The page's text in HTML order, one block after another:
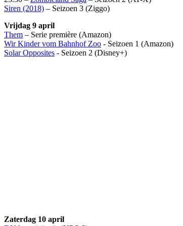
Siren (2018) – Seizoen 3 (Ziggo)
Vrijdag 9 april
Them – Serie première (Amazon)
Wir Kinder vom Bahnhof Zoo - Seizoen 1 (Amazon)
Solar Opposites - Seizoen 2 (Disney+)
Zaterdag 10 april